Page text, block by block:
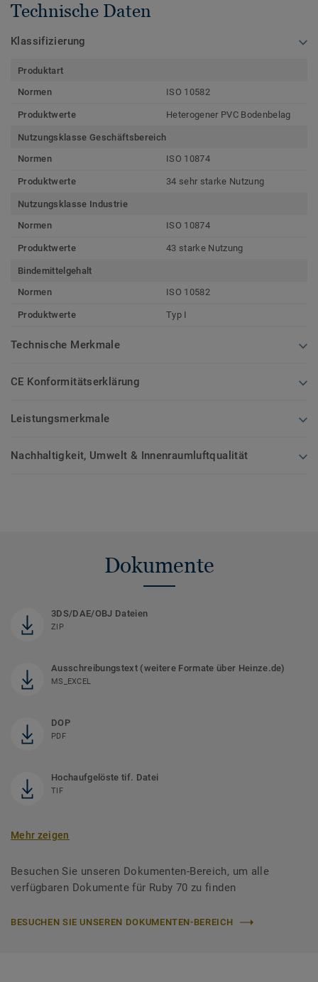
Technische Daten
Klassifizierung
Produktart
Normen
ISO 10582
Produktwerte Heterogener PVC Bodenbelag
Nutzungsklasse Geschäftsbereich
Normen
ISO 10874
Produktwerte 34 sehr starke Nutzung
Nutzungsklasse Industrie
Normen
ISO 10874
Produktwerte 43 starke Nutzung
Bindemittelgehalt
Normen
ISO 10582
Produktwerte Typ I
Technische Merkmale
CE Konformitätserklärung
Leistungsmerkmale
Nachhaltigkeit, Umwelt & Innenraumluftqualität
Dokumente
3DS/DAE/OBJ Dateien
ZIP
Ausschreibungstext (weitere Formate über Heinze.de)
MS_EXCEL
DOP
PDF
Hochaufgelöste tif. Datei
TIF
Mehr zeigen
Besuchen Sie unseren Dokumenten-Bereich, um alle
verfügbaren Dokumente für Ruby 70 zu finden
BESUCHEN SIE UNSEREN DOKUMENTEN-BEREICH